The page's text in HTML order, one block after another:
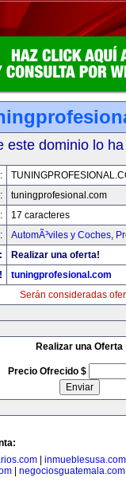
este dominio lo
tuningprofesional.com
17 caracteres
AutomÃ³viles y Coches,
Realizar una oferta!
tuningprofesional.com
Serán consideradas
Realizar una Oferta
Precio Ofrecido $
inmueblesusa.com
| negociosguatemala.com